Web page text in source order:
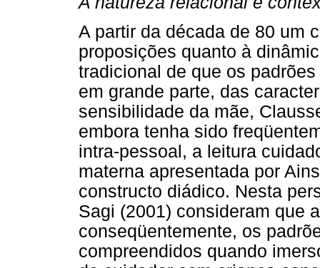
A partir da década de 80 um
proposições quanto à
tradicional de que os
em grande parte, das
sensibilidade da mãe,
embora tenha sido
intra-pessoal, a leitura
materna apresentada por
constructo diádico. Nesta
Sagi (2001) consideram que
conseqüentemente, os
compreendidos quando